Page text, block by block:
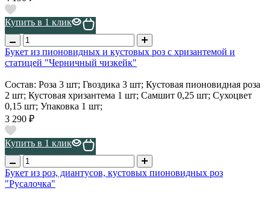
Купить в 1 клик
Букет из пионовидных и кустовых роз с хризантемой и
статицей "Черничный чизкейк"
Состав: Роза 3 шт; Гвоздика 3 шт; Кустовая пионовидная роза
2 шт; Кустовая хризантема 1 шт; Самшит 0,25 шт; Сухоцвет
0,15 шт; Упаковка 1 шт;
3 290 ₽
Купить в 1 клик
Букет из роз, диантусов, кустовых пионовидных роз
"Русалочка"